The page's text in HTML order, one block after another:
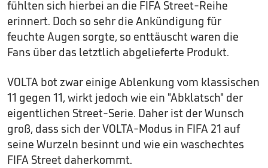
fühlten sich hierbei an die FIFA Street-Reihe
erinnert. Doch so sehr die Ankündigung für
feuchte Augen sorgte, so enttäuscht waren die
Fans über das letztlich abgelieferte Produkt.
VOLTA bot zwar einige Ablenkung vom klassischen
11 gegen 11, wirkt jedoch wie ein "Abklatsch" der
eigentlichen Street-Serie. Daher ist der Wunsch
groß, dass sich der VOLTA-Modus in FIFA 21 auf
seine Wurzeln besinnt und wie ein waschechtes
FIFA Street daherkommt.